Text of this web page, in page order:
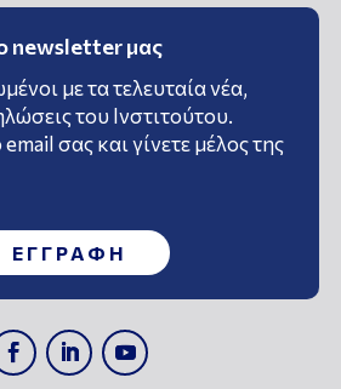
newsletter μας
με τα τελευταία νέα,
του Ινστιτούτου.
σας και γίνετε μέλος της
ΕΓΓΡΑΦΗ